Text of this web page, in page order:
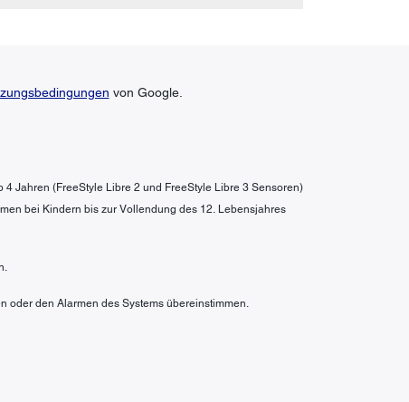
von Google.
Jahren (FreeStyle Libre 2 und FreeStyle Libre 3 Sensoren)
bei Kindern bis zur Vollendung des 12. Lebensjahres
oder den Alarmen des Systems übereinstimmen.